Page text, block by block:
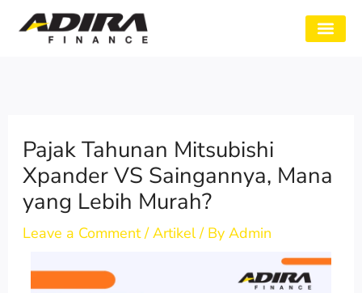
Pajak Tahunan Mitsubishi
Xpander VS Saingannya, Mana
yang Lebih Murah?
Leave a Comment /Artikel/ By Admin